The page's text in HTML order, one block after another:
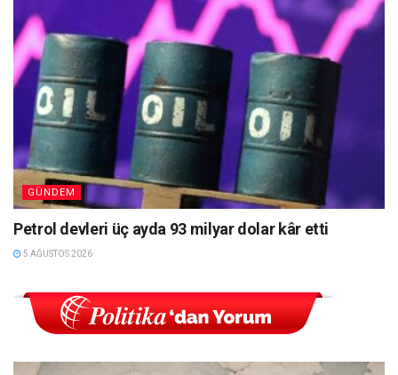
GÜNDEM
Petrol devleri üç ayda 93 milyar dolar kâr etti
5 AĞUSTOS 2026